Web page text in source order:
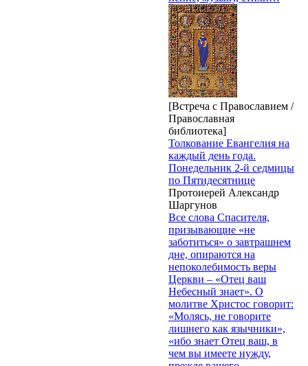
[Встреча с Православием /
Православная
библиотека]
Толкование Евангелия на
каждый день года.
Понедельник 2-й седмицы
по Пятидесятнице
Протоиерей Александр
Шаргунов
Все слова Спасителя,
призывающие «не
заботиться» о завтрашнем
дне, опираются на
непоколебимость веры
Церкви – «Отец ваш
Небесный знает». О
молитве Христос говорит:
«Молясь, не говорите
лишнего как язычники»,
«ибо знает Отец ваш, в
чем вы имеете нужду,